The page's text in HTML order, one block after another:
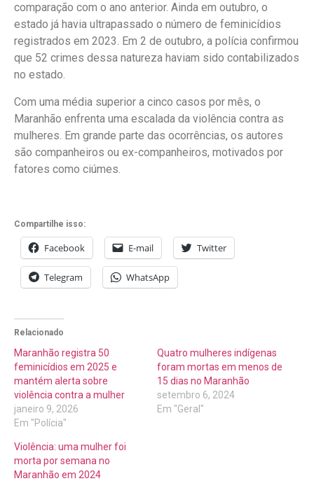
comparação com o ano anterior. Ainda em outubro, o
estado já havia ultrapassado o número de feminicídios
registrados em 2023. Em 2 de outubro, a polícia confirmou
que 52 crimes dessa natureza haviam sido contabilizados
no estado.
Com uma média superior a cinco casos por mês, o
Maranhão enfrenta uma escalada da violência contra as
mulheres. Em grande parte das ocorrências, os autores
são companheiros ou ex-companheiros, motivados por
fatores como ciúmes.
Compartilhe isso:
Facebook E-mail Twitter
Telegram WhatsApp
Relacionado
Maranhão registra 50
feminicídios em 2025 e
mantém alerta sobre
violência contra a mulher
janeiro 9, 2026
Em "Polícia"
Quatro mulheres indígenas
foram mortas em menos de
15 dias no Maranhão
setembro 6, 2024
Em "Geral"
Violência: uma mulher foi
morta por semana no
Maranhão em 2024